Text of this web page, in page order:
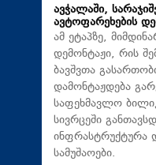
ავჭალაში,
ავტოფარეხების
ამ ეტაპზე,
დემონტაჟი, რის
ბავშვთა
დამონტაჟდება
საფეხმავლო
სივრცეში
ინფრასტრუქტურა
სამუშაოები.